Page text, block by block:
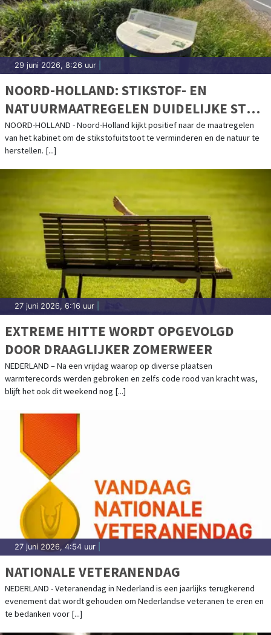
29 juni 2026, 8:26 uur
NOORD-HOLLAND: STIKSTOF- EN
NATUURMAATREGELEN DUIDELIJKE STAP
VOORUIT
NOORD-HOLLAND - Noord-Holland kijkt positief naar de maatregelen
van het kabinet om de stikstofuitstoot te verminderen en de natuur te
herstellen. [...]
27 juni 2026, 6:16 uur
EXTREME HITTE WORDT OPGEVOLGD
DOOR DRAAGLIJKER ZOMERWEER
NEDERLAND – Na een vrijdag waarop op diverse plaatsen
warmterecords werden gebroken en zelfs code rood van kracht was,
blijft het ook dit weekend nog [...]
27 juni 2026, 4:54 uur
NATIONALE VETERANENDAG
NEDERLAND - Veteranendag in Nederland is een jaarlijks terugkerend
evenement dat wordt gehouden om Nederlandse veteranen te eren en
te bedanken voor [...]